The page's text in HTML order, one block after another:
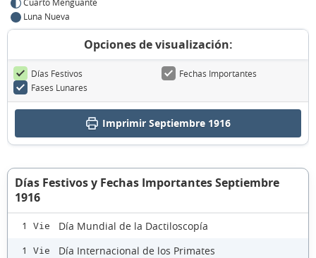
Cuarto Menguante
Luna Nueva
Opciones de visualización:
Días Festivos
Fechas Importantes
Fases Lunares
Imprimir Septiembre 1916
Días Festivos y Fechas Importantes Septiembre
1916
1 Vie Día Mundial de la Dactiloscopía
1 Vie Día Internacional de los Primates